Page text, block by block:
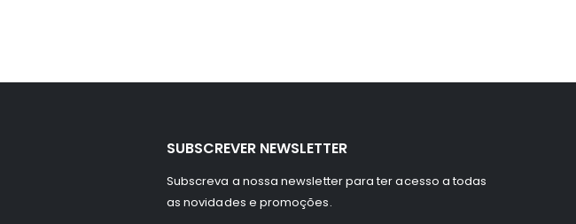
SUBSCREVER NEWSLETTER
Subscreva a nossa newsletter para ter acesso a todas
as novidades e promoções.